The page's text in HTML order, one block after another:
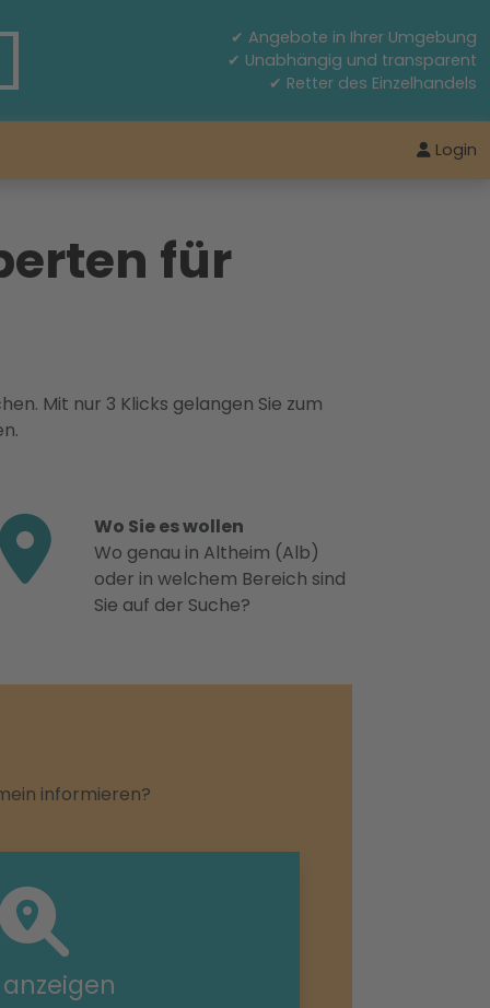
✔ Angebote in Ihrer Umgebung
✔ Unabhängig und transparent
✔ Retter des Einzelhandels
Login
für
Mit nur 3 Klicks gelangen Sie zum
Wo Sie es wollen
Wo genau in Altheim (Alb)
oder in welchem Bereich sind
Sie auf der Suche?
informieren?